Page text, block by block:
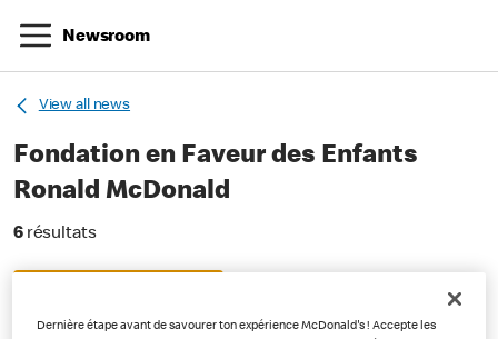
Newsroom
View all news
Fondation en Faveur des Enfants
Ronald McDonald
6 résultats6 résultats
Dernière étape avant de savourer ton expérience McDonald's ! Accepte les